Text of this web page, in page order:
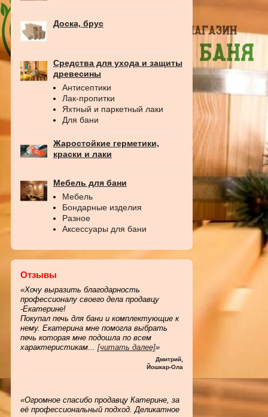
Доска, брус
Средства для ухода и защиты
древесины
Антисептики
Лак-пропитки
Яхтный и паркетный лаки
Для бани
Жаростойкие герметики,
краски и лаки
Мебель для бани
Мебель
Бондарные изделия
Разное
Аксессуары для бани
Отзывы
«Хочу выразить благодарность
профессионалу своего дела продавцу
-Екатерине!
Покупал печь для бани и комплектующие к
нему. Екатерина мне помогла выбрать
печь которая мне подошла по всем
характеристикам... [читать далее]»
Дмитрий,
Йошкар-Ола
«Огромное спасибо продавцу Катерине, за
её профессиональный подход. Деликатное